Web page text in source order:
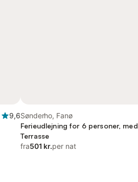
9,6Sønderho, Fanø
Ferieudlejning for 6 personer, med
Terrasse
fra501 kr.per nat